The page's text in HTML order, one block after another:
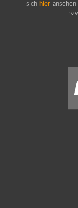
sich hier